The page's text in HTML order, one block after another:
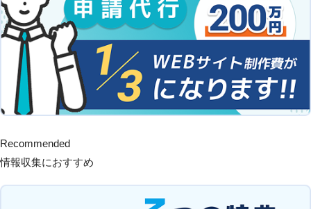
Recommended
情報収集におすすめ